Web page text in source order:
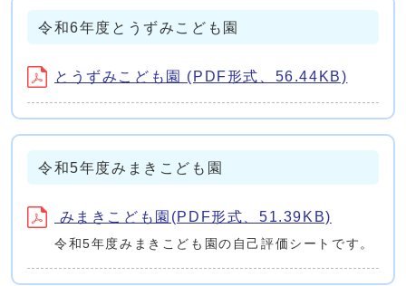
令和6年度とうずみこども園
とうずみこども園 (PDF形式、56.44KB)
令和5年度みまきこども園
みまきこども園(PDF形式、51.39KB)
令和5年度みまきこども園の自己評価シートです。